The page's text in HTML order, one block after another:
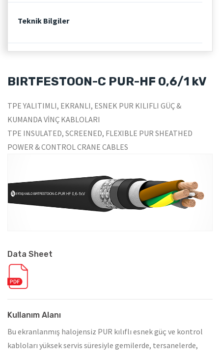
BIRTFESTOON-C PUR-HF 0,6/1 kV
TPE YALITIMLI, EKRANLI, ESNEK PUR KILIFLI GÜÇ &
KUMANDA VİNÇ KABLOLARI
TPE INSULATED, SCREENED, FLEXIBLE PUR SHEATHED
POWER & CONTROL CRANE CABLES
Data Sheet
Kullanım Alanı
Bu ekranlanmış halojensiz PUR kılıflı esnek güç ve kontrol
kabloları yüksek servis süresiyle gemilerde, tersanelerde,
Teknik Bilgiler